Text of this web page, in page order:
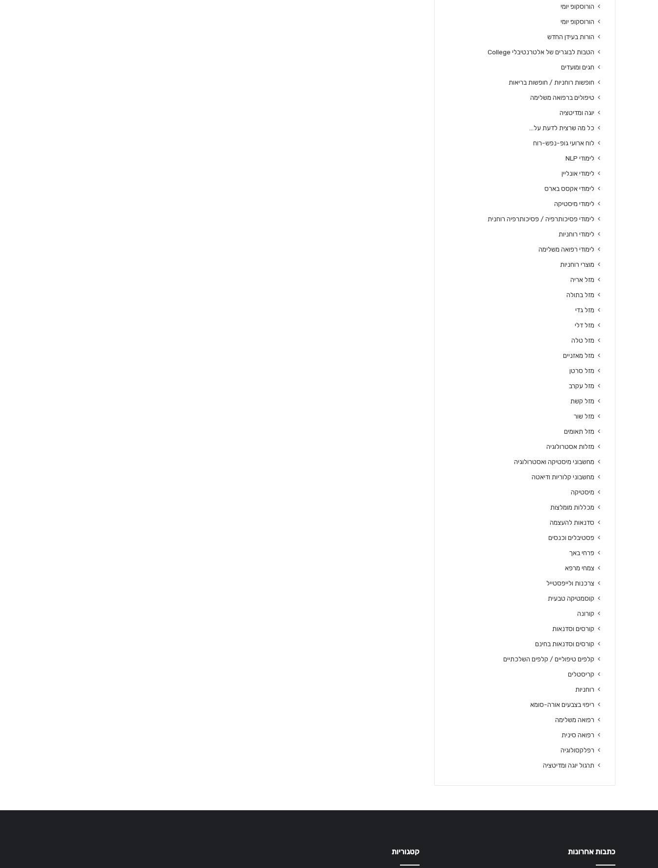
הורוסקופ יומי
הורוסקופ יומי
הורות בעידן החדש
הטבות לבוגרים של אלטרנטיבלי College
חגים ומועדים
חופשות רוחניות / חופשות בריאות
טיפולים ברפואה משלימה
יוגה ומדיטציה
כל מה שרצית לדעת על…
לוח ארועי גופ-נפש-רוח
לימודי NLP
לימודי אונליין
לימודי אקסס בארס
לימודי מיסטיקה
לימודי פסיכותרפיה / פסיכותרפיה רוחנית
לימודי רוחניות
לימודי רפואה משלימה
מוצרי רוחניות
מזל אריה
מזל בתולה
מזל גדי
מזל דלי
מזל טלה
מזל מאזניים
מזל סרטן
מזל עקרב
מזל קשת
מזל שור
מזל תאומים
מזלות אסטרולוגיה
מחשבוני מיסטיקה ואסטרולוגיה
מחשבוני קלוריות ודיאטה
מיסטיקה
מכללות מומלצות
סדנאות להעצמה
פסטיבלים וכנסים
פרחי באך
צמחי מרפא
צרכנות ולייפסטייל
קוסמטיקה טבעית
קורונה
קורסים וסדנאות
קורסים וסדנאות בחינם
קלפים טיפוליים / קלפים השלכתיים
קריסטלים
רוחניות
ריפוי בצבעים אורה-סומא
רפואה משלימה
רפואה סינית
רפלקסולוגיה
תרגול יוגה ומדיטציה
כתבות אחרונות קטגוריות